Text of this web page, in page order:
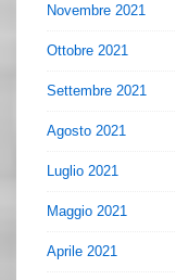
Novembre 2021
Ottobre 2021
Settembre 2021
Agosto 2021
Luglio 2021
Maggio 2021
Aprile 2021